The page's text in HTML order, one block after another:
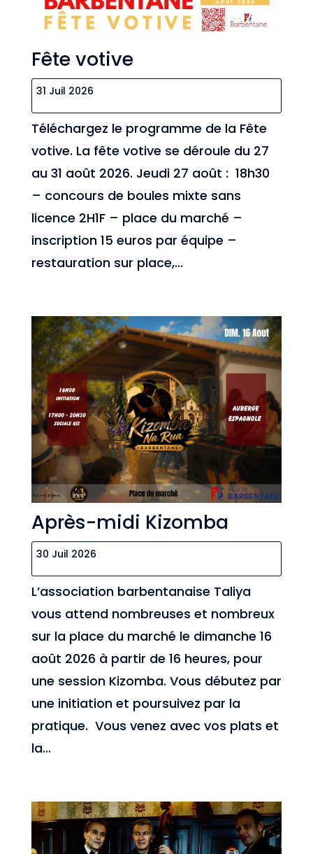
Fête votive
31 Juil 2026
Téléchargez le programme de la Fête
votive. La fête votive se déroule du 27
au 31 août 2026. Jeudi 27 août : 18h30
– concours de boules mixte sans
licence 2H1F – place du marché –
inscription 15 euros par équipe –
restauration sur place,...
Après-midi Kizomba
30 Juil 2026
L’association barbentanaise Taliya
vous attend nombreuses et nombreux
sur la place du marché le dimanche 16
août 2026 à partir de 16 heures, pour
une session Kizomba. Vous débutez par
une initiation et poursuivez par la
pratique. Vous venez avec vos plats et
la...